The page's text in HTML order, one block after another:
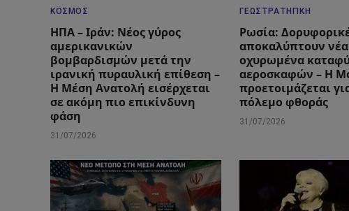
ΚΌΣΜΟΣ
ΗΠΑ – Ιράν: Νέος γύρος
αμερικανικών
βομβαρδισμών μετά την
ιρανική πυραυλική επίθεση –
Η Μέση Ανατολή εισέρχεται
σε ακόμη πιο επικίνδυνη
φάση
31/07/2026
ΓΕΩΣΤΡΑΤΗΓΙΚΉ
Ρωσία:
αποκαλύπτουν νέα
οχυρωμένα
αεροσκαφών – Η
προετοιμάζεται
πόλεμο φθοράς
31/07/2026